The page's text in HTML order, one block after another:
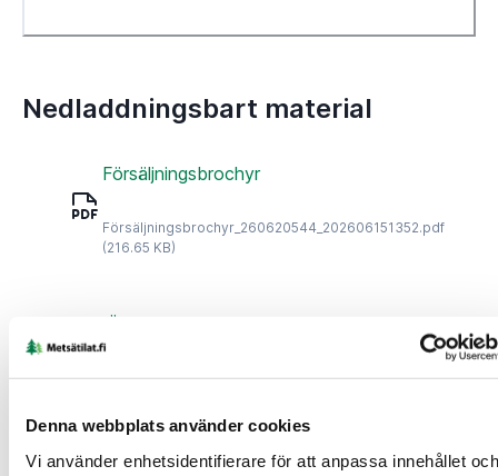
Denna webbplats använder cookies
Vi använder enhetsidentifierare för att anpassa innehållet och
Nedladdningsbart material
Försäljningsbrochyr
Försäljningsbrochyr_260620544_202606151352.pdf
(216.65 KB)
print (21).pdf (2.93 MB)
Flygbild